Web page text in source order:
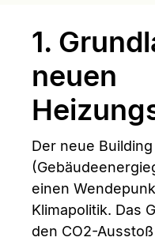
1.
neuen
Der neue
einen
Klimapolitik. Das
den CO2-